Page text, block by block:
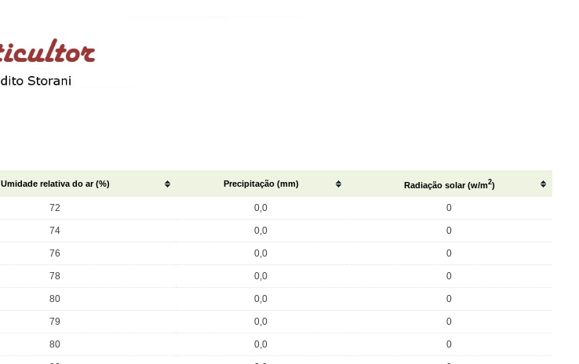
Umidade relativa do ar (%) Precipitação (mm) Radiação solar (w/m2)
72 0,0 0
74 0,0 0
76 0,0 0
78 0,0 0
80 0,0 0
79 0,0 0
80 0,0 0